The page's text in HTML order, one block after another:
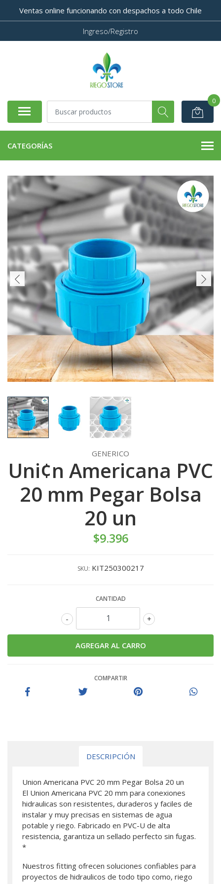
Ventas online funcionando con despachos a todo Chile
Ingreso/Registro
0
CATEGORÍAS
GENERICO
Uni¢n Americana PVC
20 mm Pegar Bolsa
20 un
$9.396
SKU: KIT250300217
CANTIDAD
+
-
COMPARTIR
DESCRIPCIÓN
Union Americana PVC 20 mm Pegar Bolsa 20 un
El Union Americana PVC 20 mm para conexiones
hidraulicas son resistentes, duraderos y faciles de
instalar y muy precisas en sistemas de agua
potable y riego. Fabricado en PVC-U de alta
resistencia, garantiza un sellado perfecto sin fugas.
*
Nuestros fitting ofrecen soluciones confiables para
proyectos de hidraulicos de todo tipo como, riego